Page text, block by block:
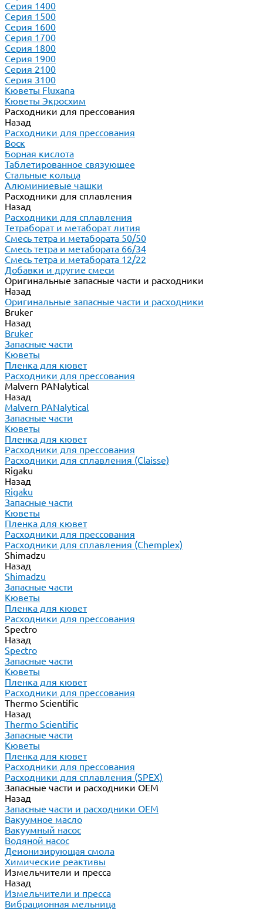
Серия 1400
Серия 1500
Серия 1600
Серия 1700
Серия 1800
Серия 1900
Серия 2100
Серия 3100
Кюветы Fluxana
Кюветы Экросхим
Расходники для прессования
Назад
Расходники для прессования
Воск
Борная кислота
Таблетированное связующее
Стальные кольца
Алюминиевые чашки
Расходники для сплавления
Назад
Расходники для сплавления
Тетраборат и метаборат лития
Смесь тетра и метабората 50/50
Смесь тетра и метабората 66/34
Смесь тетра и метабората 12/22
Добавки и другие смеси
Оригинальные запасные части и расходники
Назад
Оригинальные запасные части и расходники
Bruker
Назад
Bruker
Запасные части
Кюветы
Пленка для кювет
Расходники для прессования
Malvern PANalytical
Назад
Malvern PANalytical
Запасные части
Кюветы
Пленка для кювет
Расходники для прессования
Расходники для сплавления (Claisse)
Rigaku
Назад
Rigaku
Запасные части
Кюветы
Пленка для кювет
Расходники для прессования
Расходники для сплавления (Chemplex)
Shimadzu
Назад
Shimadzu
Запасные части
Кюветы
Пленка для кювет
Расходники для прессования
Spectro
Назад
Spectro
Запасные части
Кюветы
Пленка для кювет
Расходники для прессования
Thermo Scientific
Назад
Thermo Scientific
Запасные части
Кюветы
Пленка для кювет
Расходники для прессования
Расходники для сплавления (SPEX)
Запасные части и расходники ОЕМ
Назад
Запасные части и расходники ОЕМ
Вакуумное масло
Вакуумный насос
Водяной насос
Деионизирующая смола
Химические реактивы
Измельчители и пресса
Назад
Измельчители и пресса
Вибрационная мельница